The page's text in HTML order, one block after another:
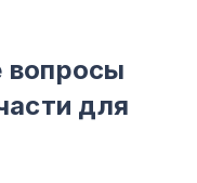
вопросы
для